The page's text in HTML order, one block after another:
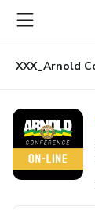
para
conteúdo
principal
para
pagamento
para
rodapé